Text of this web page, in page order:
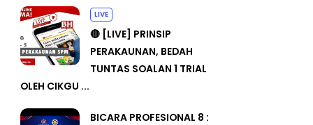
LIVE
🔴 [LIVE] PRINSIP
PERAKAUNAN, BEDAH
TUNTAS SOALAN 1 TRIAL
OLEH CIKGU ...
BICARA PROFESIONAL 8 :